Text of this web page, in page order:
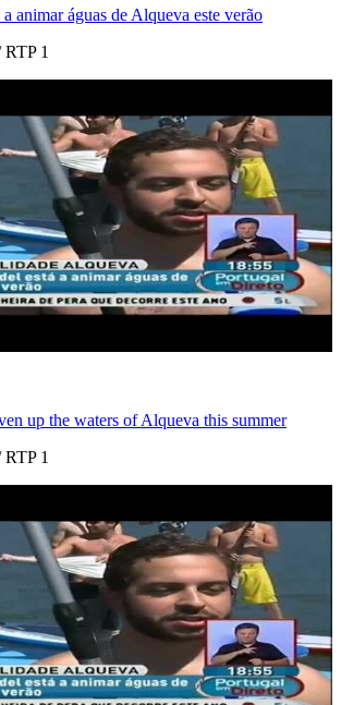
animar águas de Alqueva este verão
1
up the waters of Alqueva this summer
1